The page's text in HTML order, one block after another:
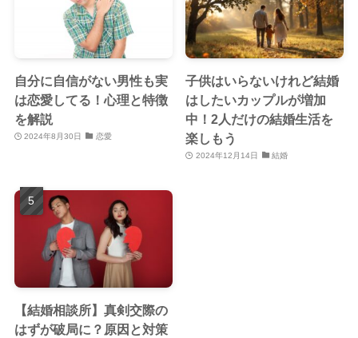
自分に自信がない男性も実
は恋愛してる！心理と特徴
を解説
2024年8月30日 恋愛
子供はいらないけれど結婚
はしたいカップルが増加
中！2人だけの結婚生活を
楽しもう
2024年12月14日 結婚
【結婚相談所】真剣交際の
はずが破局に？原因と対策